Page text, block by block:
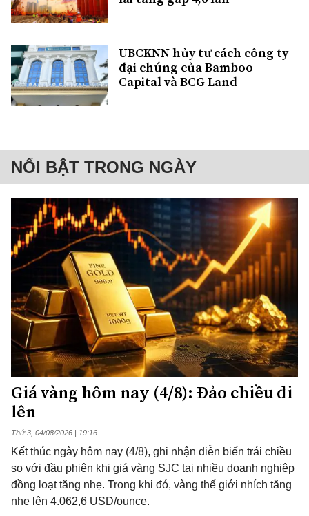
UBCKNN hủy tư cách công ty
đại chúng của Bamboo
Capital và BCG Land
NỔI BẬT TRONG NGÀY
Giá vàng hôm nay (4/8): Đảo chiều đi
lên
Thứ 3, 04/08/2026 | 19:16
Kết thúc ngày hôm nay (4/8), ghi nhận diễn biến trái chiều
so với đầu phiên khi giá vàng SJC tại nhiều doanh nghiệp
đồng loạt tăng nhẹ. Trong khi đó, vàng thế giới nhích tăng
nhẹ lên 4.062,6 USD/ounce.